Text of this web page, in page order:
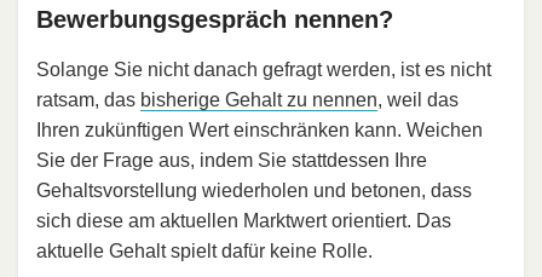
Bewerbungsgespräch nennen?
Solange Sie nicht danach gefragt werden, ist es nicht
ratsam, das bisherige Gehalt zu nennen, weil das
Ihren zukünftigen Wert einschränken kann. Weichen
Sie der Frage aus, indem Sie stattdessen Ihre
Gehaltsvorstellung wiederholen und betonen, dass
sich diese am aktuellen Marktwert orientiert. Das
aktuelle Gehalt spielt dafür keine Rolle.